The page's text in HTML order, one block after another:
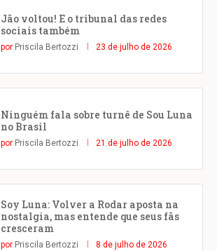
Jão voltou! E o tribunal das redes
sociais também
por Priscila Bertozzi 23 de julho de 2026
Ninguém fala sobre turnê de Sou Luna
no Brasil
por Priscila Bertozzi 21 de julho de 2026
Soy Luna: Volver a Rodar aposta na
nostalgia, mas entende que seus fãs
cresceram
por Priscila Bertozzi 8 de julho de 2026